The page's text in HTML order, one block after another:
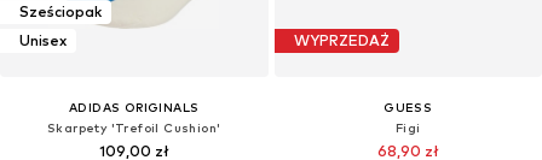
Sześciopak
Unisex
ADIDAS ORIGINALS
Skarpety 'Trefoil Cushion'
109,00 zł
WYPRZEDAŻ
GUESS
Figi
68,90 zł